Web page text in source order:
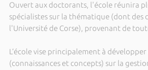
Ouvert aux doctorants, l'école réunira
spécialistes sur la thématique (dont des
l'Université de Corse), provenant de
L’école vise principalement à
(connaissances et concepts) sur la